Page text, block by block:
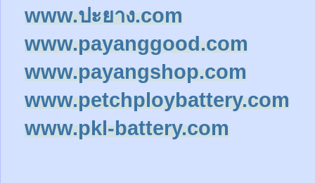
www.ปะยาง.com
www.payanggood.com
www.payangshop.com
www.petchploybattery.com
www.pkl-battery.com